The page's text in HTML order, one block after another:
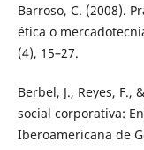
Barroso, C. (2008).
ética o
(4), 15–27.
Berbel, J., Reyes, F.,
social corporativa:
Iberoamericana de